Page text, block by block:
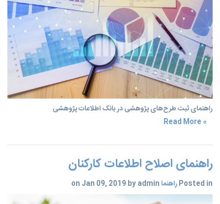
راهنمای ثبت طرح‌های پژوهشی در بانک اطلاعات پژوهشی
» Read More
راهنمای اصلاح اطلاعات کارکنان
Posted inراهنما